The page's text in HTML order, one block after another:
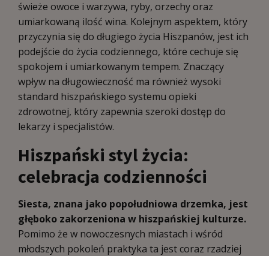
świeże owoce i warzywa, ryby, orzechy oraz
umiarkowaną ilość wina. Kolejnym aspektem, który
przyczynia się do długiego życia Hiszpanów, jest ich
podejście do życia codziennego, które cechuje się
spokojem i umiarkowanym tempem. Znaczący
wpływ na długowieczność ma również wysoki
standard hiszpańskiego systemu opieki
zdrowotnej, który zapewnia szeroki dostęp do
lekarzy i specjalistów.
Hiszpański styl życia:
celebracja codzienności
Siesta, znana jako popołudniowa drzemka, jest
głęboko zakorzeniona w hiszpańskiej kulturze.
Pomimo że w nowoczesnych miastach i wśród
młodszych pokoleń praktyka ta jest coraz rzadziej